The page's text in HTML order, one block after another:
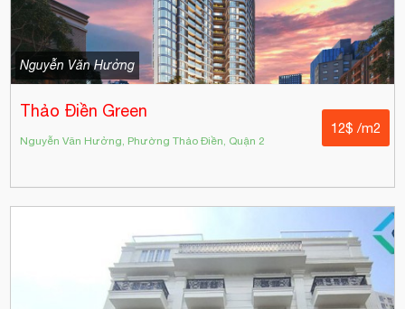
Nguyễn Văn Hưởng
Thảo Điền Green
Nguyễn Văn Hưởng, Phường Thảo Điền, Quận 2
12$ /m2